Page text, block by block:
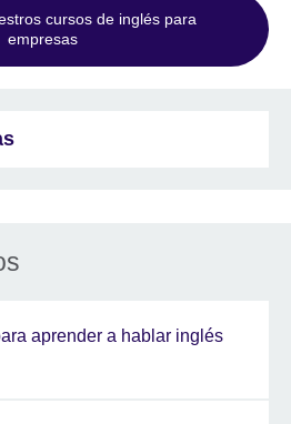
cursos de inglés para
empresas
aprender a hablar inglés